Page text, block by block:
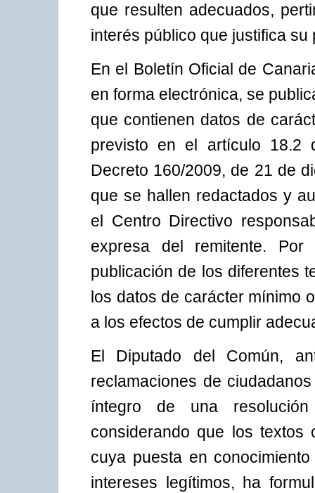
que resulten adecuados,
interés público que justifica su
En el Boletín Oficial de
en forma electrónica, se
que contienen datos de
previsto en el artículo 18.2
Decreto 160/2009, de 21 de
que se hallen redactados y
el Centro Directivo
expresa del remitente.
publicación de los diferentes
los datos de carácter mínimo
a los efectos de cumplir
El Diputado del Común,
reclamaciones de
íntegro de una
considerando que los textos
cuya puesta en
intereses legítimos, ha